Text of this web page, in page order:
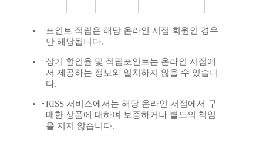
포인트 적립은 해당 온라인 서점 회원인 경우
만 해당됩니다.
상기 할인율 및 적립포인트는 온라인 서점에
서 제공하는 정보와 일치하지 않을 수 있습니
다.
RISS 서비스에서는 해당 온라인 서점에서 구
매한 상품에 대하여 보증하거나 별도의 책임
을 지지 않습니다.